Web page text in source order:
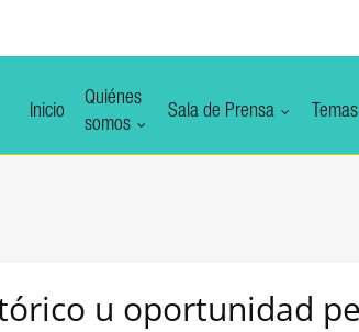
Inicio
Quiénes
somos
Sala de Prensa Temas
u oportunidad